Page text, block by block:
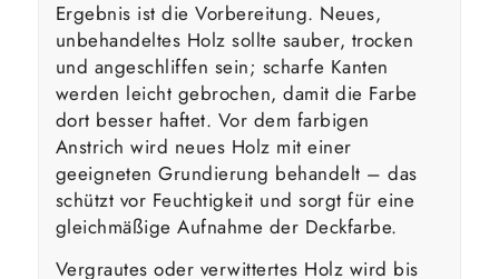
Ergebnis ist die Vorbereitung. Neues,
unbehandeltes Holz sollte sauber, trocken
und angeschliffen sein; scharfe Kanten
werden leicht gebrochen, damit die Farbe
dort besser haftet. Vor dem farbigen
Anstrich wird neues Holz mit einer
geeigneten Grundierung behandelt – das
schützt vor Feuchtigkeit und sorgt für eine
gleichmäßige Aufnahme der Deckfarbe.
Vergrautes oder verwittertes Holz wird bis